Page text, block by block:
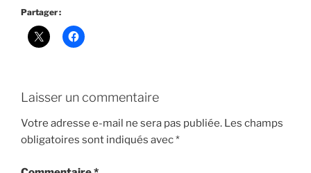
Partager :
Laisser un commentaire
Votre adresse e-mail ne sera pas publiée. Les champs
obligatoires sont indiqués avec*